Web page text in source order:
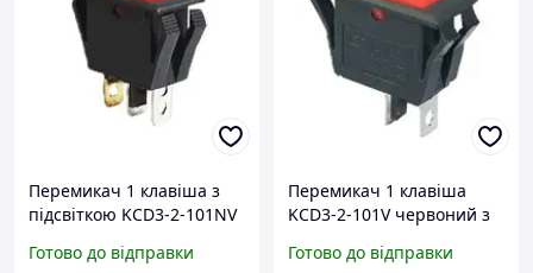
Перемикач 1 клавіша з
підсвіткою KCD3-2-101NV
Готово до відправки
Перемикач 1 клавіша
KCD3-2-101V червоний з
Готово до відправки